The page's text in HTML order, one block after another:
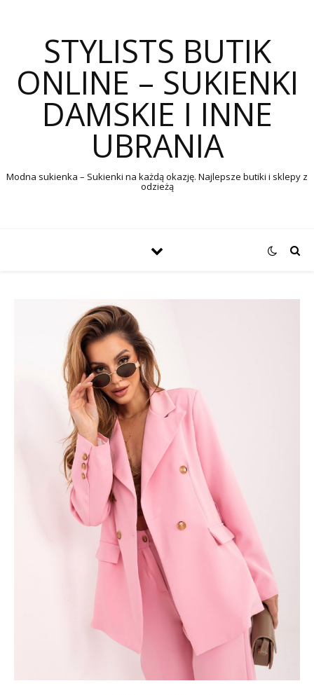
STYLISTS BUTIK
ONLINE – SUKIENKI
DAMSKIE I INNE
UBRANIA
Modna sukienka – Sukienki na każdą okazję. Najlepsze butiki i sklepy z
odzieżą